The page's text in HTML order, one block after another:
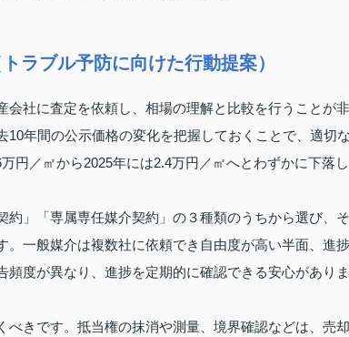
ラブル予防に向けた行動提案）
社に査定を依頼し、相場の理解と比較を行うことが非
年間の公示価格の変化を把握しておくことで、適切
円／㎡から2025年には2.4万円／㎡へとわずかに下落し
」「専属専任媒介契約」の３種類のうちから選び、そ
一般媒介は複数社に依頼でき自由度が高い半面、進捗
度が異なり、進捗を定期的に確認できる安心がありま
きです。抵当権の抹消や測量、境界確認などは、売却